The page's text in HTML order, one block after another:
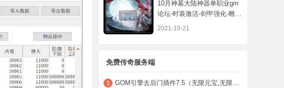
10月神墓大陆神器单职业gm
论坛-时装激活-剑甲强化-雕文
镶嵌-魔神
2021-10-21
免费传奇服务端
1 GOM引擎去后门插件7.5（无限元宝,无限荣誉,